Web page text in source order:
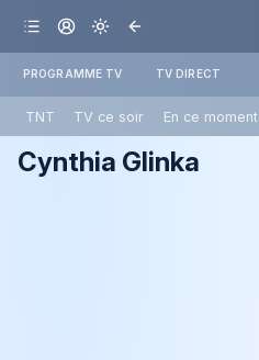
PROGRAMME TV TV DIRECT
TNT TV ce soir En ce moment
Cynthia Glinka